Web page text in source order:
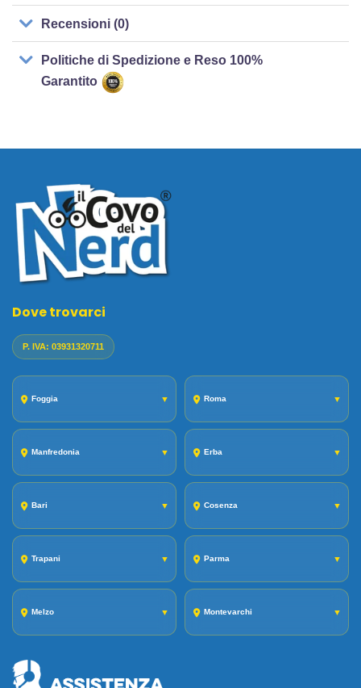
Recensioni (0)
Politiche di Spedizione e Reso 100%
Garantito
Dove trovarci
P. IVA: 03931320711
Foggia ▼ Roma ▼
Manfredonia ▼ Erba ▼
Bari ▼ Cosenza ▼
Trapani ▼ Parma ▼
Melzo ▼ Montevarchi ▼